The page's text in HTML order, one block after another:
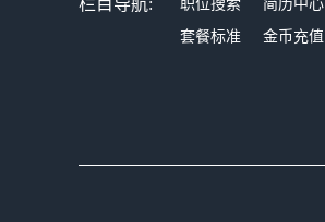
栏目导航: 职位搜索 简历中心
套餐标准
金币充值